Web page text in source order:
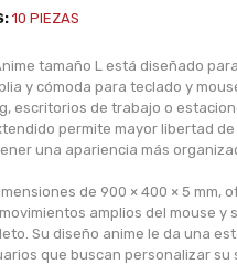
10 PIEZAS
tamaño L está diseñado
y cómoda para teclado y
escritorios de trabajo o
permite mayor libertad
una apariencia más
de 900 × 400 × 5 mm,
amplios del mouse y
Su diseño anime le da una
que buscan personalizar su